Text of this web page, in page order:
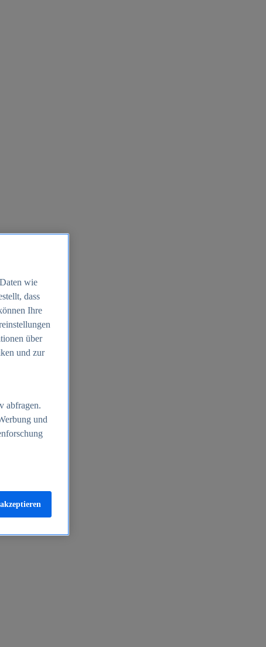
wie
dass
Ihre
über
und zur
abfragen.
und